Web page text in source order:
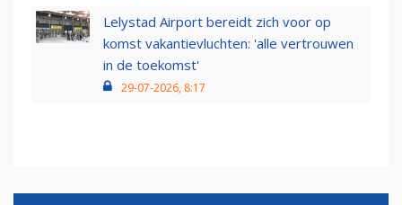
Lelystad Airport bereidt zich voor op
komst vakantievluchten: 'alle vertrouwen
in de toekomst'
29-07-2026, 8:17